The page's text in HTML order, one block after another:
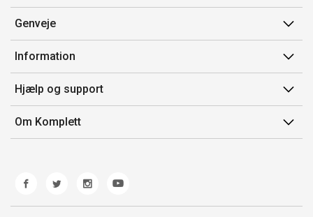
Genveje
Min side
Ordrehistorik
Gavekort
Information
Salgsbetingelser
Mærker/producent
Fortrydelsesret
Hjælp og support
Kontakt os
Kundeservice
Fejl/Mangler
Fragt og levering
Om Komplett